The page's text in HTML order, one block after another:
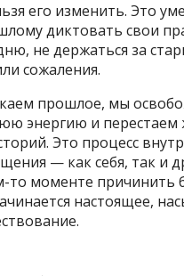
его изменить. Это
диктовать свои
не держаться за
сожаления.
прошлое, мы
энергию и перестаем
Это процесс
— как себя, так и
то моменте причинить
настоящее,